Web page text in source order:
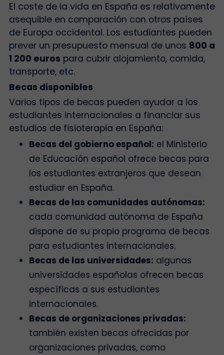
El coste de la vida en España es relativamente
asequible en comparación con otros países
de Europa occidental. Los estudiantes pueden
prever un presupuesto mensual de unos 800 a
1 200 euros para cubrir alojamiento, comida,
transporte, etc.
Becas disponibles
Varios tipos de becas pueden ayudar a los
estudiantes internacionales a financiar sus
estudios de fisioterapia en España:
Becas del gobierno español: el Ministerio
de Educación español ofrece becas para
los estudiantes extranjeros que desean
estudiar en España.
Becas de las comunidades autónomas:
cada comunidad autónoma de España
dispone de su propio programa de becas
para estudiantes internacionales.
Becas de las universidades: algunas
universidades españolas ofrecen becas
específicas a sus estudiantes
internacionales.
Becas de organizaciones privadas:
también existen becas ofrecidas por
organizaciones privadas, como